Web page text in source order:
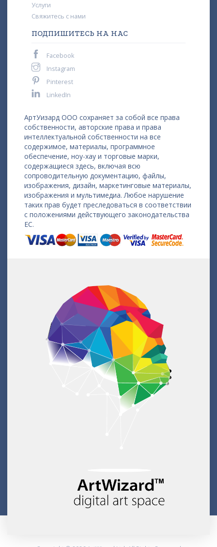
Услуги
Свяжитесь с нами
ПОДПИШИТЕСЬ НА НАС
Facebook
Instagram
Pinterest
LinkedIn
АртУизард ООО сохраняет за собой все права
собственности, авторские права и права
интеллектуальной собственности на все
содержимое, материалы, программное
обеспечение, ноу-хау и торговые марки,
содержащиеся здесь, включая всю
сопроводительную документацию, файлы,
изображения, дизайн, маркетинговые материалы,
изображения и мультимедиа. Любое нарушение
таких прав будет преследоваться в соответствии
с положениями действующего законодательства
ЕС.